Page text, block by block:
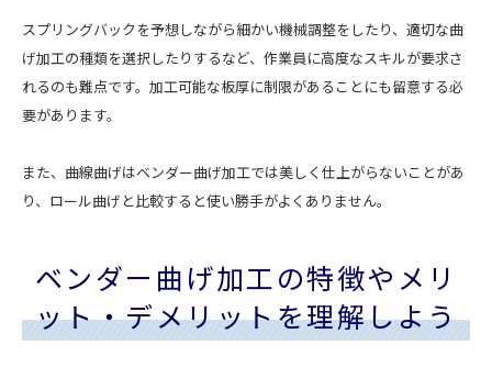
スプリングバックを予想しながら細かい機械調整をしたり、適切な曲
げ加工の種類を選択したりするなど、作業員に高度なスキルが要求さ
れるのも難点です。加工可能な板厚に制限があることにも留意する必
要があります。
また、曲線曲げはベンダー曲げ加工では美しく仕上がらないことがあ
り、ロール曲げと比較すると使い勝手がよくありません。
ベンダー曲げ加工の特徴やメリ
ット・デメリットを理解しよう